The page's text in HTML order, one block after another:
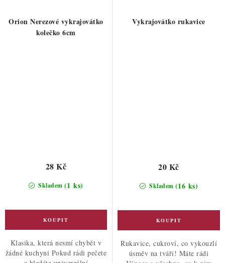
Orion Nerezové vykrajovátko
kolečko 6cm
Skladem (1 ks)
28 Kč
Klasika, která nesmí chybět v
žádné kuchyni Pokud rádi pečete
Vykrajovátko rukavice
Skladem (16 ks)
20 Kč
Rukavice, cukroví, co vykouzlí
úsměv na tváři! Máte rádi